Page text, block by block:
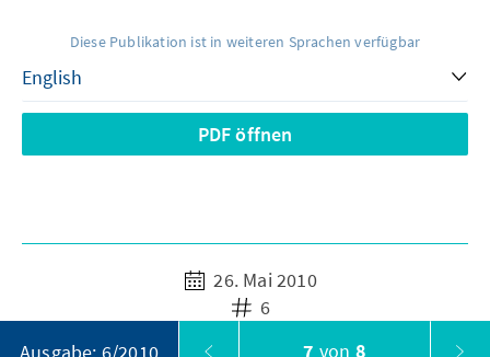
Diese Publikation ist in weiteren Sprachen verfügbar
PDF öffnen
26. Mai 2010
6
Ausgabe: 6/2010
von